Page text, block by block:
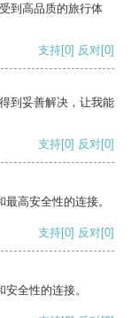
到高品质的旅行体
支持[0] 反对[0]
到妥善解决，让我能
支持[0] 反对[0]
高安全性的连接。
支持[0] 反对[0]
全性的连接。